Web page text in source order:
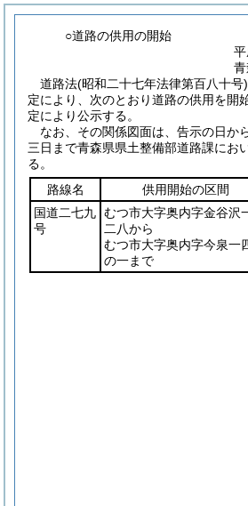
○道路の供用の開始
道路法(昭和二十七年法律第百八十号)
定により、次のとおり道路の供用を開
定により公示する。
なお、その関係図面は、告示の日か
三日まで青森県県土整備部道路課にお
る。
路線名
供用開始の区間
国道二七九
号
むつ市大字奥内字金谷沢
二八から
むつ市大字奥内字今泉一
の一まで